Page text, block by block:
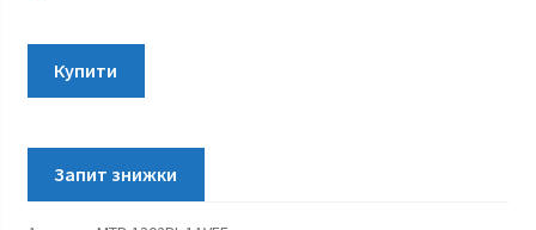
Сollection
1302PL-
1AVEF
кількість
Купити